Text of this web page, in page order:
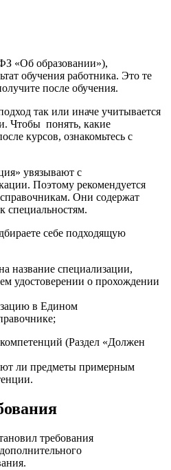
«Об образовании»),
обучения работника. Это те
после обучения.
так или иначе учитывается
Чтобы понять, какие
курсов, ознакомьтесь с
увязывают с
Поэтому рекомендуется
Они содержат
специальностям.
себе подходящую
название специализации,
удостоверении о прохождении
в Едином
(Раздел «Должен
ли предметы примерным
требования